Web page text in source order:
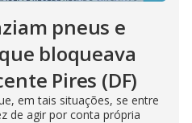
pneus e
bloqueava
Pires (DF)
em tais situações, se entre
de agir por conta própria